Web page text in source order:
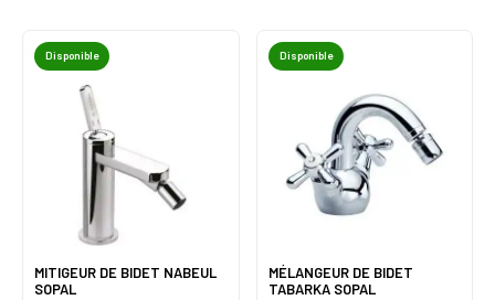
Disponible
MITIGEUR DE BIDET NABEUL
SOPAL
Disponible
MÉLANGEUR DE BIDET
TABARKA SOPAL